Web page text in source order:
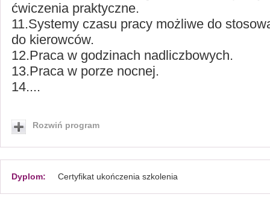
ćwiczenia praktyczne.
11.Systemy czasu pracy możliwe do
do kierowców.
12.Praca w godzinach nadliczbowych.
13.Praca w porze nocnej.
14....
Rozwiń program
Dyplom: Certyfikat ukończenia szkolenia